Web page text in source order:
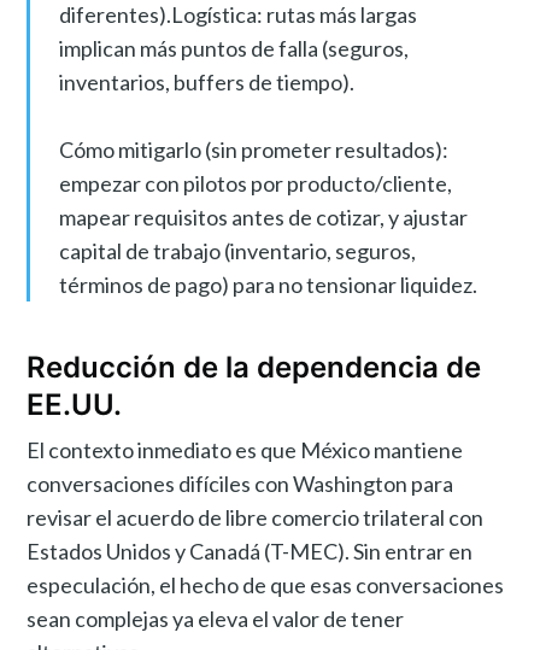
diferentes).Logística: rutas más largas
implican más puntos de falla (seguros,
inventarios, buffers de tiempo).
Cómo mitigarlo (sin prometer resultados):
empezar con pilotos por producto/cliente,
mapear requisitos antes de cotizar, y ajustar
capital de trabajo (inventario, seguros,
términos de pago) para no tensionar liquidez.
Reducción de la dependencia de
EE.UU.
El contexto inmediato es que México mantiene
conversaciones difíciles con Washington para
revisar el acuerdo de libre comercio trilateral con
Estados Unidos y Canadá (T-MEC). Sin entrar en
especulación, el hecho de que esas conversaciones
sean complejas ya eleva el valor de tener